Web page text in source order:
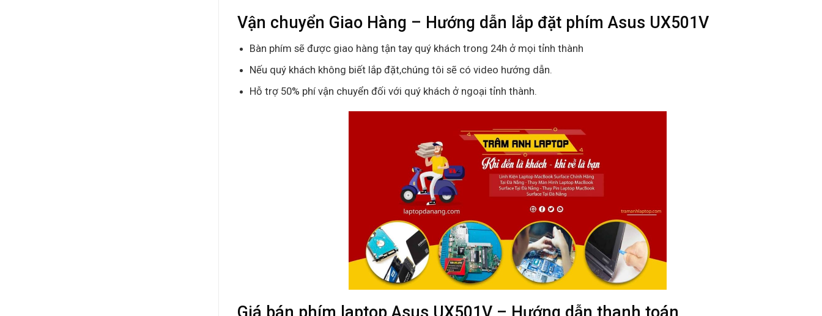
Vận chuyển Giao Hàng – Hướng dẫn lắp đặt phím Asus UX501V
Bàn phím sẽ được giao hàng tận tay quý khách trong 24h ở mọi tỉnh thành
Nếu quý khách không biết lắp đặt,chúng tôi sẽ có video hướng dẫn.
Hỗ trợ 50% phí vận chuyển đối với quý khách ở ngoại tỉnh thành.